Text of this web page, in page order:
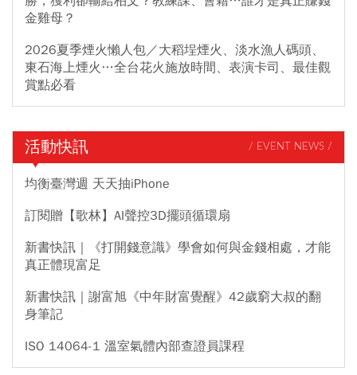
金雞母？
2026夏季煙火懶人包／大稻埕煙火、淡水漁人碼頭、
東石海上煙火…全台花火施放時間、表演卡司、最佳觀
賞點必看
活動快訊 / EVENT NEWS /
均衡臺灣週 天天抽iPhone
訂閱贈【歌林】AI聲控3D擺頭循環扇
新書快訊｜《打開錢意識》學會如何與金錢相處，才能
真正體現富足
新書快訊｜謝富旭《中年財富覺醒》42歲窮大叔的翻
身筆記
ISO 14064-1 溫室氣體內部查證員課程